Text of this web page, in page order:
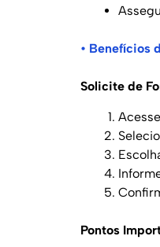
• Benefícios
Solicite de
Pontos